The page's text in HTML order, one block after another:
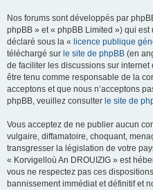
Nos forums sont développés par
phpBB » et « phpBB Limited ») qui
déclaré sous la « licence publique
téléchargé sur le site de phpBB (en
de faciliter les discussions sur
être tenu comme responsable de la
acceptons et que nous n’acceptons
phpBB, veuillez consulter le site de
Vous acceptez de ne publier aucun
vulgaire, diffamatoire, choquant,
transgresser la législation de votre
« Korvigelloù An DROUIZIG » est
vous ne respectez pas ces
bannissement immédiat et définitif et